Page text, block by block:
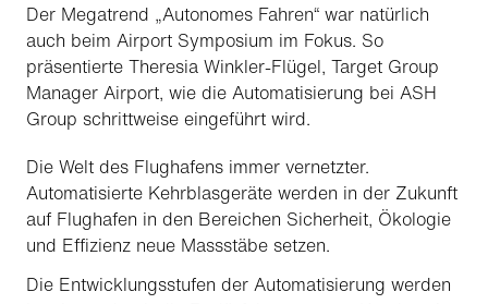
Der Megatrend „Autonomes Fahren“ war natürlich
auch beim Airport Symposium im Fokus. So
präsentierte Theresia Winkler-Flügel, Target Group
Manager Airport, wie die Automatisierung bei ASH
Group schrittweise eingeführt wird.
Die Welt des Flughafens immer vernetzter.
Automatisierte Kehrblasgeräte werden in der Zukunft
auf Flughafen in den Bereichen Sicherheit, Ökologie
und Effizienz neue Massstäbe setzen.
Die Entwicklungsstufen der Automatisierung werden